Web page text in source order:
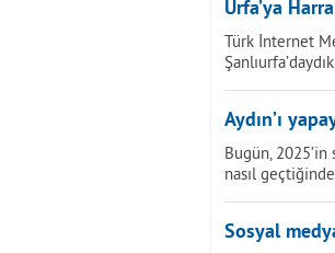
Urfa’ya
Türk İnternet
Aydın’ı
Bugün, 2025’in
nasıl
Sosyal